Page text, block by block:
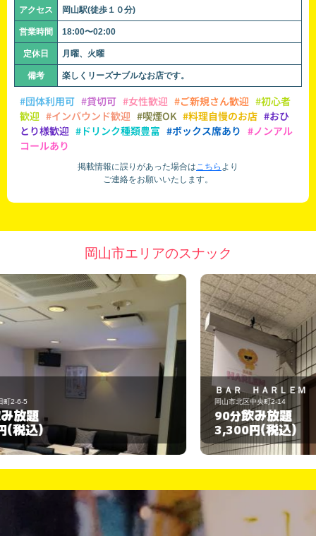
アクセス 岡山駅(徒歩１０分)
営業時間 18:00〜02:00
定休日 月曜、火曜
備考 楽しくリーズナブルなお店です。
#団体利用可 #貸切可 #女性歓迎 #ご新規さん歓迎 #初心者
歓迎 #インバウンド歓迎 #喫煙OK #料理自慢のお店 #おひ
とり様歓迎 #ドリンク種類豊富 #ボックス席あり #ノンアル
コールあり
掲載情報に誤りがあった場合はこちら より
ご連絡をお願いいたします。
岡山市エリアのスナック
ＢＡＲ ＨＡＲＬＥＭ
岡山市北区中央町2-14
3,300円(税込)